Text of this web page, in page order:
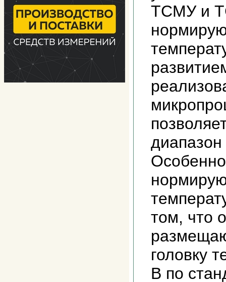
ТСМУ и
том, что
головку
В по